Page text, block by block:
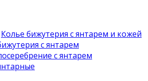
Колье бижутерия с янтарем и кожей
с янтарем
с янтарем